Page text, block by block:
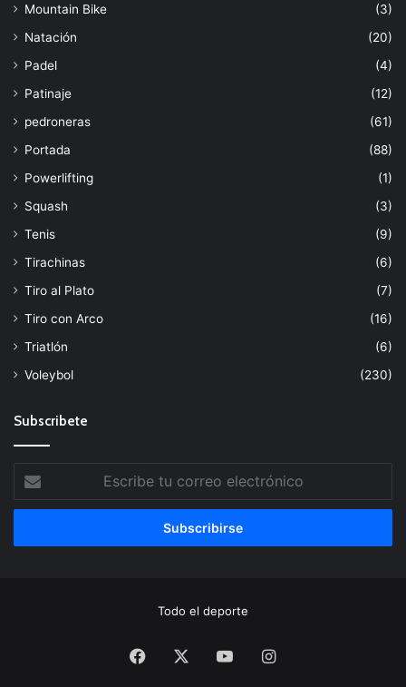
Mountain Bike
(3)
Natación
(20)
Padel
(4)
Patinaje
(12)
pedroneras
(61)
Portada
(88)
Powerlifting
(1)
Squash
(3)
Tenis
(9)
Tirachinas
(6)
Tiro al Plato
(7)
Tiro con Arco
(16)
Triatlón
(6)
Voleybol
(230)
Subscribete
tu
correo
Todo el deporte
Facebook YouTubeInstagram